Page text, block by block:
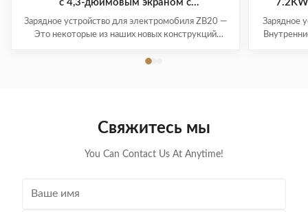
с 4,3-дюймовым экраном с
балансирующей системой нагрузки
Зарядное устройство для электромобиля ZB20 —
Это некоторые из наших новых конструкций
переменного тока. Внутренние материнские платы
Зарядное
Свяжитесь мы
You Can Contact Us At Anytime!